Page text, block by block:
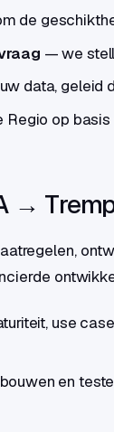
de
— we
data, geleid
Regio op
→
use
en